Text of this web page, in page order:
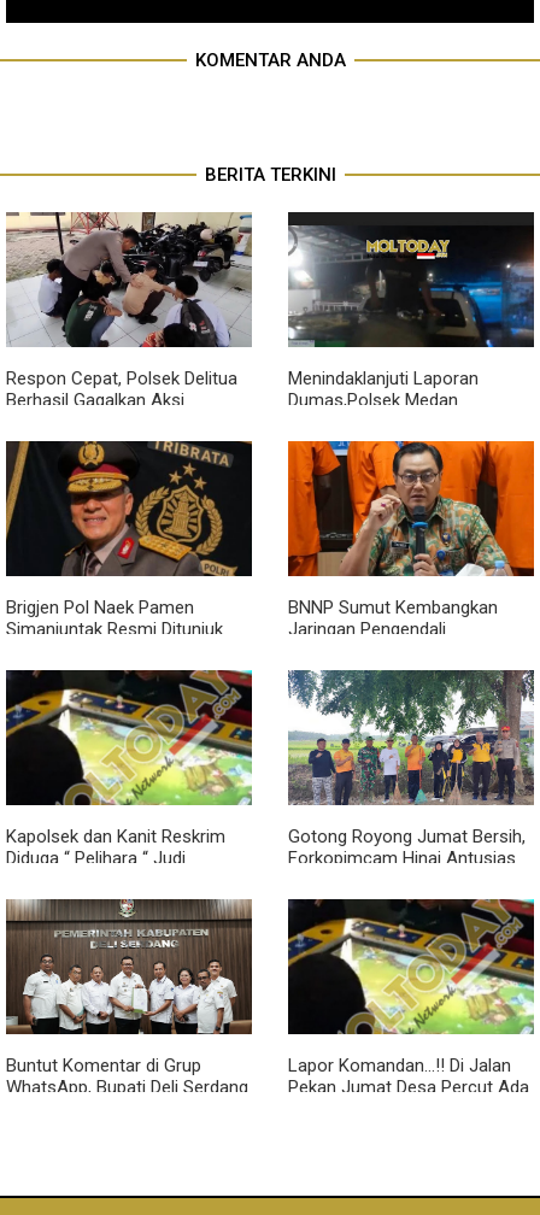
KOMENTAR ANDA
BERITA TERKINI
Respon Cepat, Polsek Delitua
Berhasil Gagalkan Aksi
Zein Hamid, 14 Orang Pelajar
Diamankan Ke Komando
Menindaklanjuti Laporan
Dumas,Polsek Medan
Tembak Ikan di Jl.Pales VII
Brigjen Pol Naek Pamen
Simanjuntak Resmi Ditunjuk
BNNP Sumut Kembangkan
Jaringan Pengendali
92 Kg di Sibolangit
Kapolsek dan Kanit Reskrim
Diduga “ Pelihara “ Judi
Gerat, Kapolresta Deli Serdang
dan Kapolda Sumut Diminta
Turun Tangan
Gotong Royong Jumat Bersih,
Forkopimcam Hinai Antusias
SPN Polda Sumut
Buntut Komentar di Grup
WhatsApp, Bupati Deli Serdang
Lapor Komandan...!! Di Jalan
Pekan Jumat Desa Percut Ada